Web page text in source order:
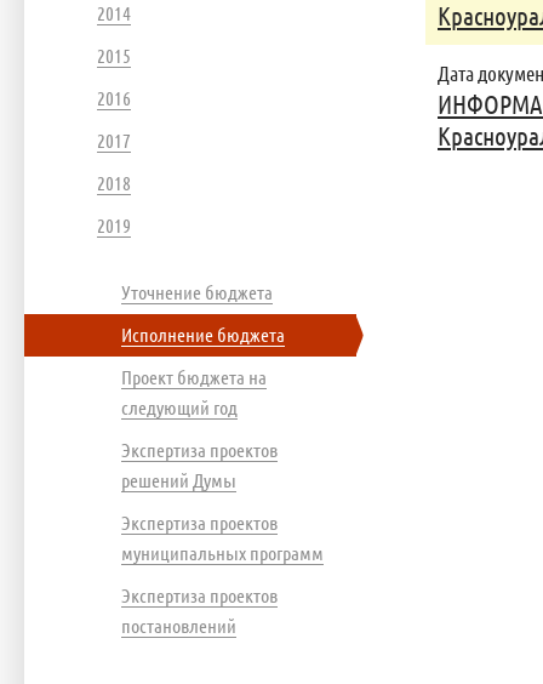
Дата
2014
2015
2016
2017
2018
2019
Уточнение бюджета
Исполнение бюджета
Проект бюджета на
следующий год
Экспертиза проектов
решений Думы
Экспертиза проектов
муниципальных программ
Экспертиза проектов
постановлений